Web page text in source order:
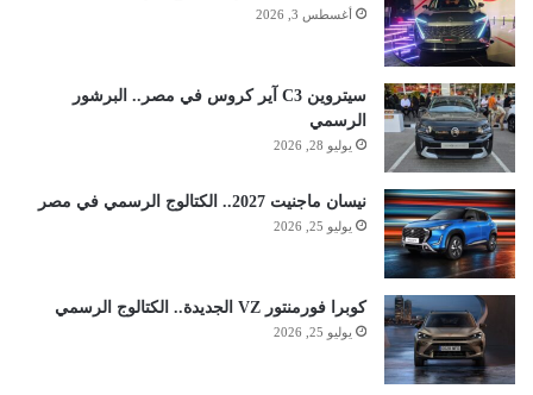
أغسطس 3, 2026
سيتروين C3 آير كروس في مصر.. البرشور
الرسمي
يوليو 28, 2026
نيسان ماجنيت 2027.. الكتالوج الرسمي في مصر
يوليو 25, 2026
كوبرا فورمنتور VZ الجديدة.. الكتالوج الرسمي
يوليو 25, 2026